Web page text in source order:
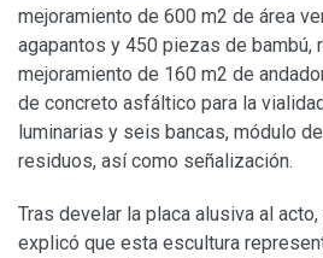
mejoramiento de 600 m2 de área
agapantos y 450 piezas de bambú,
mejoramiento de 160 m2 de
de concreto asfáltico para la
luminarias y seis bancas, módulo
residuos, así como señalización.
Tras develar la placa alusiva al
explicó que esta escultura